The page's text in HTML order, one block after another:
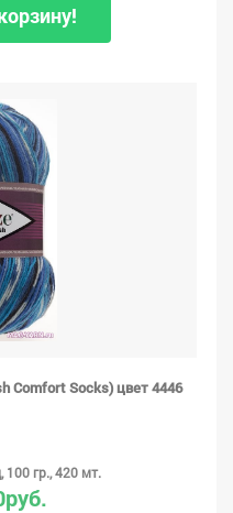
Comfort Socks) цвет 4446
100 гр., 420 мт.